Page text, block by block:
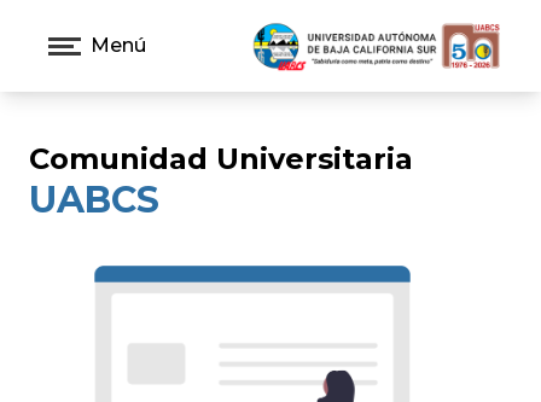
Menú
Comunidad Universitaria
UABCS